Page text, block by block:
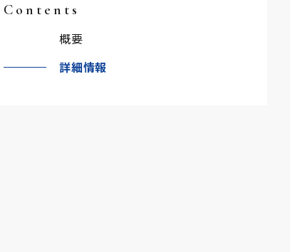
Contents
概要
詳細情報